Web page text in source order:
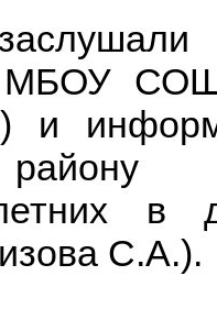
МБОУ
и
в
С.А.).